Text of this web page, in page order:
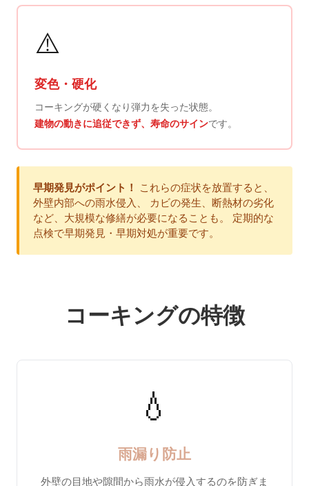
⚠️
変色・硬化
コーキングが硬くなり弾力を失った状態。
建物の動きに追従できず、寿命のサインです。
早期発見がポイント！
これらの症状を放置すると、
外壁内部への雨水侵入、 カビの発生、断熱材の劣化
など、大規模な修繕が必要になることも。 定期的な
点検で早期発見・早期対処が重要です。
コーキングの特徴
💧
雨漏り防止
外壁の目地や隙間から雨水が侵入するのを防ぎま